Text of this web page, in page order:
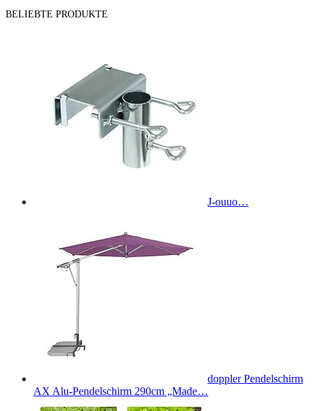
BELIEBTE PRODUKTE
J-ouuo…
doppler Pendelschirm
AX Alu-Pendelschirm 290cm „Made…